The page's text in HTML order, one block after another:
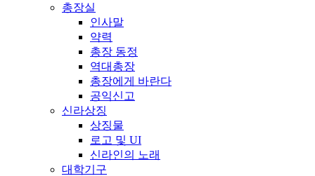
총장실
인사말
약력
총장 동정
역대총장
총장에게 바란다
공익신고
신라상징
상징물
로고 및 UI
신라인의 노래
대학기구